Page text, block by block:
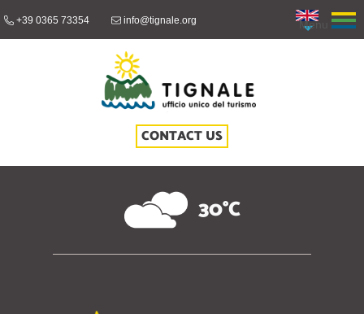
+39 0365 73354 info@tignale.org Menu
CONTACT US
30°C